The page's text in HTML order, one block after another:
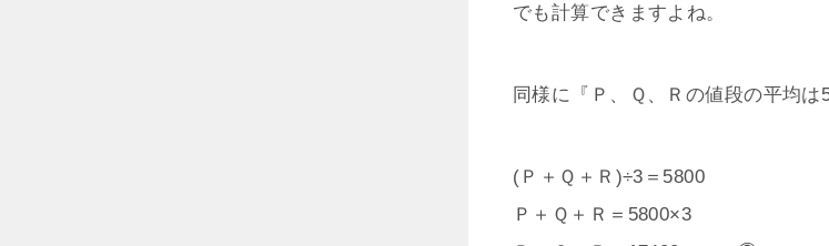
でも計算できますよね。
同様に『Ｐ、Ｑ、Ｒの値段の平均
(Ｐ＋Ｑ＋Ｒ)÷3＝5800
Ｐ＋Ｑ＋Ｒ＝5800×3